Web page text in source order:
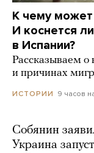
К чему может
И коснется
в Испании?
Рассказываем о
и причинах
ИСТОРИИ 9 часов
Собянин
Украина